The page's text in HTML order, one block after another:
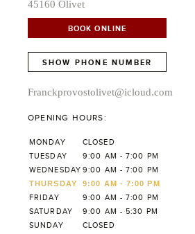
45160 Olivet
BOOK ONLINE
SHOW PHONE NUMBER
Franckprovostolivet@icloud.com
OPENING HOURS:
MONDAY
CLOSED
TUESDAY
9:00 AM - 7:00 PM
WEDNESDAY 9:00 AM - 7:00 PM
THURSDAY
9:00 AM - 7:00 PM
FRIDAY
9:00 AM - 7:00 PM
SATURDAY
9:00 AM - 5:30 PM
SUNDAY
CLOSED